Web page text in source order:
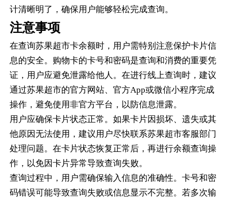
计清晰明了，确保用户能够轻松完成查询。
注意事项
在查询苏果超市卡余额时，用户需特别注意保护卡片信
息的安全。购物卡的卡号和密码是查询和消费的重要凭
证，用户应避免泄露给他人。在进行线上查询时，建议
通过苏果超市的官方网站、官方App或微信小程序完成
操作，避免使用非官方平台，以防信息泄露。
用户应确保卡片状态正常。如果卡片因损坏、遗失或其
他原因无法使用，建议用户尽快联系苏果超市客服部门
处理问题。在卡片状态恢复正常后，再进行余额查询操
作，以免因卡片异常导致查询失败。
查询过程中，用户需确保输入信息的准确性。卡号和密
码错误可能导致查询失败或信息显示不完整。若多次输